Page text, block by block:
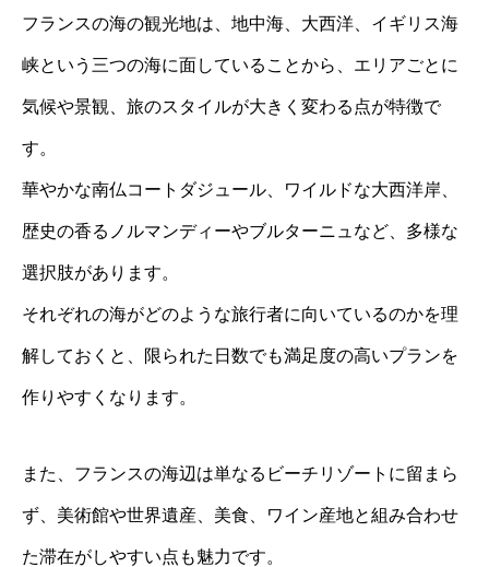
フランスの海の観光地は、地中海、大西洋、イギリス海
峡という三つの海に面していることから、エリアごとに
気候や景観、旅のスタイルが大きく変わる点が特徴で
す。
華やかな南仏コートダジュール、ワイルドな大西洋岸、
歴史の香るノルマンディーやブルターニュなど、多様な
選択肢があります。
それぞれの海がどのような旅行者に向いているのかを理
解しておくと、限られた日数でも満足度の高いプランを
作りやすくなります。
また、フランスの海辺は単なるビーチリゾートに留まら
ず、美術館や世界遺産、美食、ワイン産地と組み合わせ
た滞在がしやすい点も魅力です。